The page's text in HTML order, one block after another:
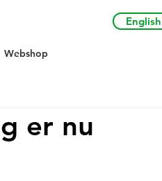
Webshop
English
er nu